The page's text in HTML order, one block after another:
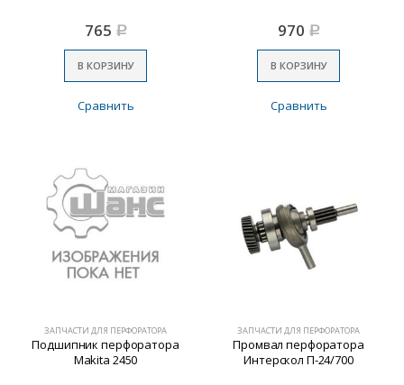
765 Р
В КОРЗИНУ
Сравнить
970 Р
В КОРЗИНУ
Сравнить
ЗАПЧАСТИ ДЛЯ ПЕРФОРАТОРА
Подшипник перфоратора
Makita 2450
ЗАПЧАСТИ ДЛЯ ПЕРФОРАТОРА
Промвал перфоратора
Интерскол П-24/700